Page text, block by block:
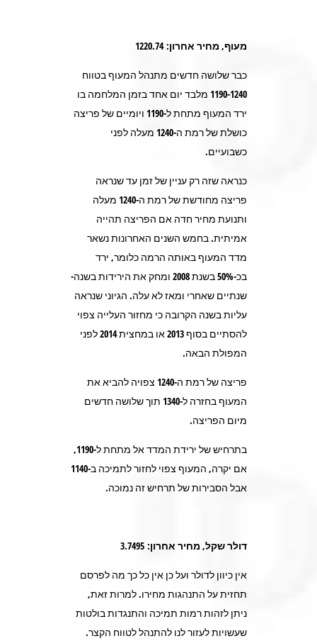
מעוף, מחיר אחרון: 1220.74
כבר שלושה חדשים מתנהל המעוף בטווח
1190-1240 מלבד יום אחד בזמן המלחמה בו
ירד המעוף מתחת ל-1190 ויומיים של פריצה
כושלת של רמת ה-1240 מעלה לפני
כשבועיים.
כנראה שזה רק עניין של זמן עד שנראה
פריצה מחודשת של רמת ה-1240 מעלה
ותנועת מחיר חדה אם הפריצה תהייה
אמיתית. בחמש השנים האחרונות נשאר
מדד המעוף באותה הרמה כלומר, ירד
בכ-50% בשנת 2008 ומחק את הירידות בשנה-
שנתיים שאחרי ומאז לא עלה. הגיוני שנראה
עליות בשנה הקרובה כי מחזור העלייה צפוי
להסתיים בסוף 2013 או במחצית 2014 לפני
המפולת הבאה.
פריצה של רמת ה-1240 צפויה להביא את
המעוף בחזרה ל-1340 תוך שלושה חדשים
מיום הפריצה.
בתרחיש של ירידת המדד אל מתחת ל-1190,
אם יקרה, המעוף צפוי לחזור לתמיכה ב-1140
אבל הסבירות של תרחיש זה נמוכה.
דולר שקל, מחיר אחרון: 3.7495
אין כיוון לדולר ועל כן אין כל כך מה לפרסם
תחזית על התנהגות מחירו. למרות זאת,
ניתן לזהות רמות תמיכה והתנגדות בולטות
שעשויות לעזור לנו להתנהל לטווח הקצר.